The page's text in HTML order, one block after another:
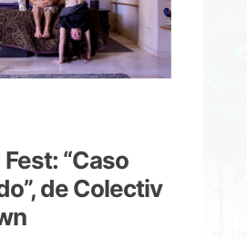
“Caso
de Colectiv